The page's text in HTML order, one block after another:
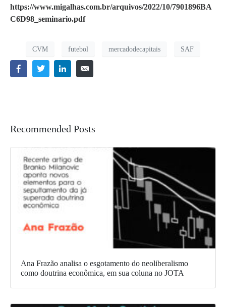
https://www.migalhas.com.br/arquivos/2022/10/7901896BA
C6D98_seminario.pdf
CVM futebol mercadodecapitais SAF
Recommended Posts
Ana Frazão analisa o esgotamento do neoliberalismo
como doutrina econômica, em sua coluna no JOTA